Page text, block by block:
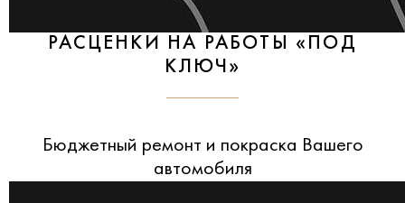
РАСЦЕНКИ НА РАБОТЫ «ПОД
КЛЮЧ»
Бюджетный ремонт и покраска Вашего
автомобиля